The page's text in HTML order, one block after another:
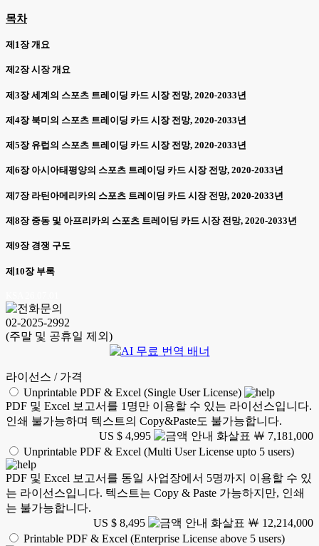
목차
제1장 개요
제2장 시장 개요
제3장 세계의 스포츠 트레이딩 카드 시장 전망, 2020-2033년
제4장 북미의 스포츠 트레이딩 카드 시장 전망, 2020-2033년
제5장 유럽의 스포츠 트레이딩 카드 시장 전망, 2020-2033년
제6장 아시아태평양의 스포츠 트레이딩 카드 시장 전망, 2020-2033년
제7장 라틴아메리카의 스포츠 트레이딩 카드 시장 전망, 2020-2033년
제8장 중동 및 아프리카의 스포츠 트레이딩 카드 시장 전망, 2020-2033년
제9장 경쟁 구도
제10장 부록
02-2025-2992
(주말 및 공휴일 제외)
라이선스 / 가격
Unprintable PDF & Excel (Single User License)
PDF 및 Excel 보고서를 1명만 이용할 수 있는 라이선스입니다.
인쇄 불가능하며 텍스트의 Copy&Paste도 불가능합니다.
US $ 4,995
￦ 7,181,000
Unprintable PDF & Excel (Multi User License upto 5 users)
PDF 및 Excel 보고서를 동일 사업장에서 5명까지 이용할 수 있
는 라이선스입니다. 텍스트는 Copy & Paste 가능하지만, 인쇄
는 불가능합니다.
US $ 8,495
￦ 12,214,000
Printable PDF & Excel (Enterprise License above 5 users)